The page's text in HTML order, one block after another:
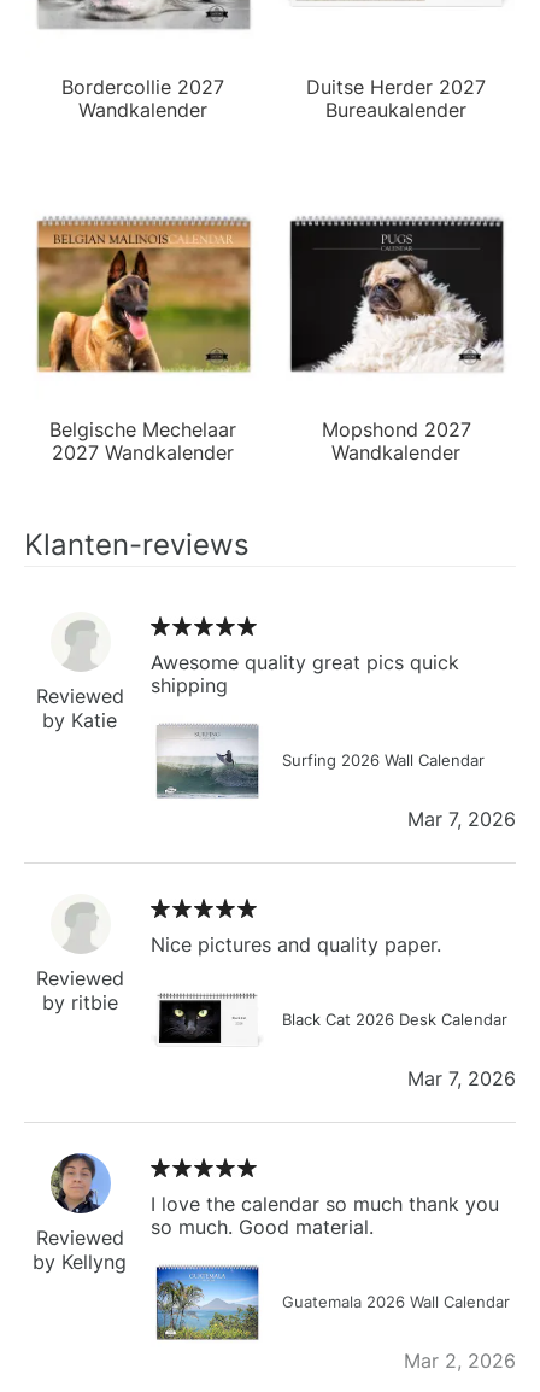
Bordercollie 2027
Wandkalender
Duitse Herder 2027
Bureaukalender
Belgische Mechelaar
2027 Wandkalender
Mopshond 2027
Wandkalender
Klanten-reviews
Reviewed
by Katie
Awesome quality great pics quick
shipping
Surfing 2026 Wall Calendar
Mar 7, 2026
Reviewed
by ritbie
Nice pictures and quality paper.
Black Cat 2026 Desk Calendar
Mar 7, 2026
Reviewed
by Kellyng
I love the calendar so much thank you
so much. Good material.
Guatemala 2026 Wall Calendar
Mar 2, 2026